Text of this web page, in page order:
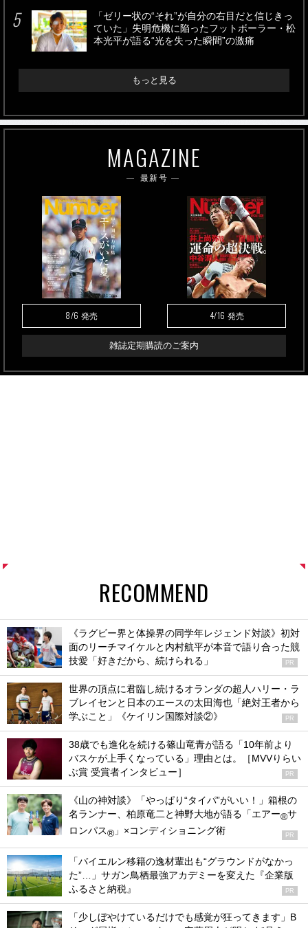
「ゼリー状の“それ”が自分の右目だと信じきっ
ていた」失明危機に陥ったフットボーラー・松
本光平が語る“光を失った瞬間”の激痛
もっと見る
MAGAZINE
最新号
8/6 発売 4/16 発売
雑誌定期購読のご案内
RECOMMEND
《ラグビー界と体操界の同学年レジェンド対談》初対
面のリーチマイケルと内村航平が本音で語り合った競
技愛「好きだから、続けられる」
PR
世界の頂点に君臨し続けるオランダの超人ハリー・ラ
ブレイセンと日本のエースの太田海也「絶対王者から
学ぶこと」《ケイリン国際対談②》
PR
38歳でも進化を続ける篠山竜青が語る「10年前より
バスケが上手くなっている」理由とは。［MVVりらい
ぶ賞 受賞者インタビュー］
PR
《山の神対談》「やっぱり“タイパ”がいい！」箱根の
名ランナー、柏原竜二と神野大地が語る「エアー®サ
ロンパス® 」×コンディショニング術 PR
「バイエルン移籍の逸材輩出も“グラウンドがなかっ
た”…」サガン鳥栖最強アカデミーを変えた『企業版
ふるさと納税』
PR
「少しぼやけているだけでも感覚が狂ってきます」B